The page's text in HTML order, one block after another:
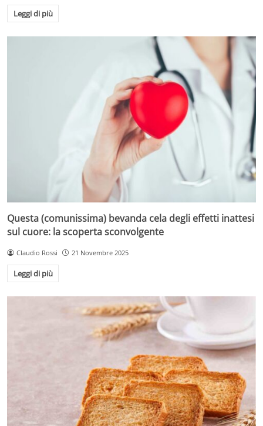
Leggi di più
Questa (comunissima) bevanda cela degli effetti inattesi
sul cuore: la scoperta sconvolgente
Claudio Rossi 21 Novembre 2025
Leggi di più